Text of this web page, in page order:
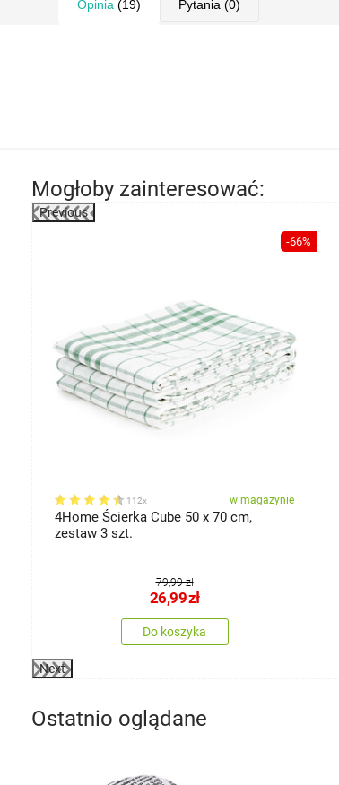
Opinia (19) Pytania (0)
Mogłoby zainteresować:
Previous
-66%
112x w magazynie
4Home Ścierka Cube 50 x 70 cm,
zestaw 3 szt.
79,99 zł
26,99zł
Do koszyka
Next
Ostatnio oglądane